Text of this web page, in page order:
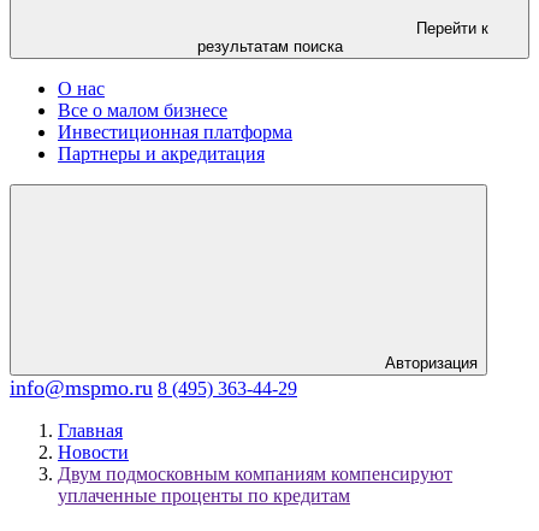
Перейти к
результатам поиска
О нас
Все о малом бизнесе
Инвестиционная платформа
Партнеры и акредитация
Авторизация
info@mspmo.ru 8 (495) 363-44-29
Главная
Новости
Двум подмосковным компаниям компенсируют
уплаченные проценты по кредитам